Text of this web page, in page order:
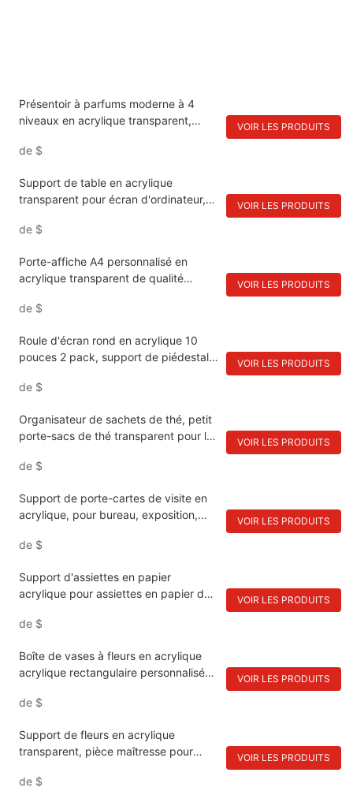
Présentoir à parfums moderne à 4
niveaux en acrylique transparent,
de détail
de $
VOIR LES PRODUITS
Support de table en acrylique
transparent pour écran d'ordinateur,
portable en acrylique, présentoir pour
de gamme
de $
VOIR LES PRODUITS
Porte-affiche A4 personnalisé en
acrylique transparent de qualité
bureau pour commerce de détail
de $
VOIR LES PRODUITS
Roule d'écran rond en acrylique 10
pouces 2 pack, support de piédestal
de bain, plateau d'affichage moderne
cuisine
de $
VOIR LES PRODUITS
Organisateur de sachets de thé, petit
porte-sacs de thé transparent pour le
manger des organisateurs de
café en acrylique sans BPA, paquets
de sucre
de $
VOIR LES PRODUITS
Support de porte-cartes de visite en
acrylique, pour bureau, exposition,
de $
VOIR LES PRODUITS
Support d'assiettes en papier
acrylique pour assiettes en papier de
d'armoire de bureau
de $
VOIR LES PRODUITS
Boîte de vases à fleurs en acrylique
acrylique rectangulaire personnalisée
de $
VOIR LES PRODUITS
Support de fleurs en acrylique
transparent, pièce maîtresse pour
de $
VOIR LES PRODUITS